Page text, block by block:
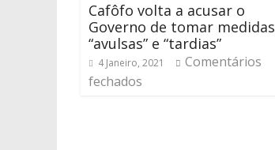
Cafôfo volta a acusar o
Governo de tomar medidas
“avulsas” e “tardias”
4 Janeiro, 2021
Comentários
fechados